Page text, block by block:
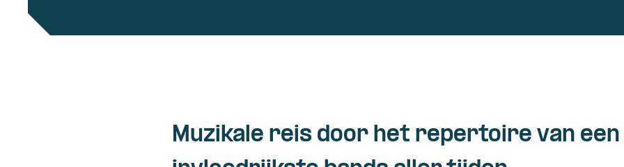
Muzikale reis door het repertoire van een